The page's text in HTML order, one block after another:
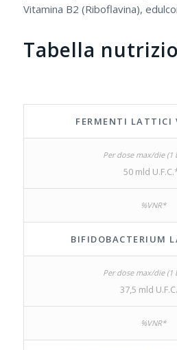
Vitamina B2 (Riboflavina),
Tabella
FERMENTI LATTICI
50 mld
BIFIDOBACTERIUM
37,5 mld